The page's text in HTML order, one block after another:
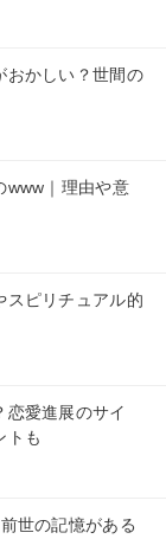
おかしい？世間の
www｜理由や意
スピリチュアル的
恋愛進展のサイ
トも
世の記憶がある